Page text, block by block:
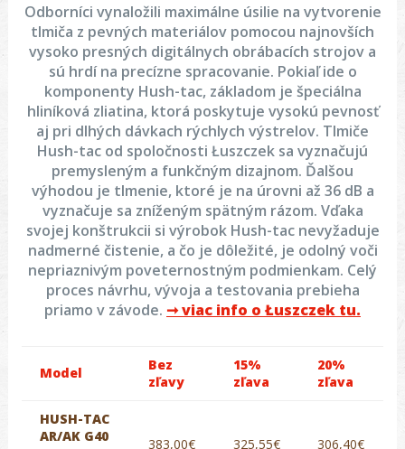
Odborníci vynaložili maximálne úsilie na vytvorenie
tlmiča z pevných materiálov pomocou najnovších
vysoko presných digitálnych obrábacích strojov a
sú hrdí na precízne spracovanie. Pokiaľ ide o
komponenty Hush-tac, základom je špeciálna
hliníková zliatina, ktorá poskytuje vysokú pevnosť
aj pri dlhých dávkach rýchlych výstrelov. Tlmiče
Hush-tac od spoločnosti Łuszczek sa vyznačujú
premysleným a funkčným dizajnom. Ďalšou
výhodou je tlmenie, ktoré je na úrovni až 36 dB a
vyznačuje sa zníženým spätným rázom. Vďaka
svojej konštrukcii si výrobok Hush-tac nevyžaduje
nadmerné čistenie, a čo je dôležité, je odolný voči
nepriaznivým poveternostným podmienkam. Celý
proces návrhu, vývoja a testovania prebieha
priamo v závode. ➞ viac info o Łuszczek tu.
Model
Bez
zľavy
15%
zľava
20%
zľava
HUSH-TAC
AR/AK G40
383,00€ 325,55€ 306,40€